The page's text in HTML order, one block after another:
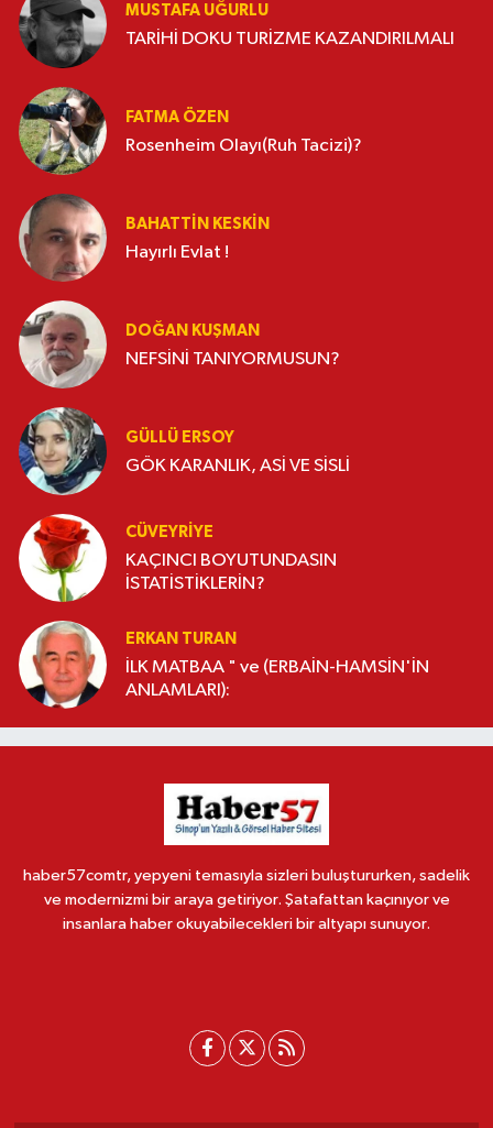
MUSTAFA UĞURLU
TARİHİ DOKU TURİZME KAZANDIRILMALI
FATMA ÖZEN
Rosenheim Olayı(Ruh Tacizi)?
BAHATTIN KESKİN
Hayırlı Evlat !
DOĞAN KUŞMAN
NEFSİNİ TANIYORMUSUN?
GÜLLÜ ERSOY
GÖK KARANLIK, ASİ VE SİSLİ
CÜVEYRIYE
KAÇINCI BOYUTUNDASIN
İSTATİSTİKLERİN?
ERKAN TURAN
İLK MATBAA " ve (ERBAİN-HAMSİN'İN
ANLAMLARI):
haber57comtr, yepyeni temasıyla sizleri buluştururken, sadelik
ve modernizmi bir araya getiriyor. Şatafattan kaçınıyor ve
insanlara haber okuyabilecekleri bir altyapı sunuyor.